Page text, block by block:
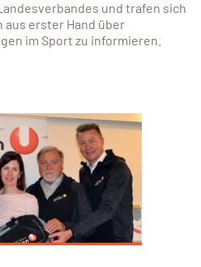
und trafen sich
aus erster Hand über
im Sport zu informieren.